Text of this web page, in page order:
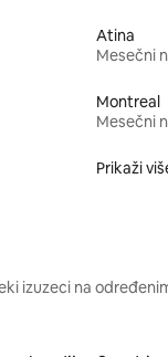
Atina
Mesečni
Montreal
Mesečni
Prikaži
izuzeci na